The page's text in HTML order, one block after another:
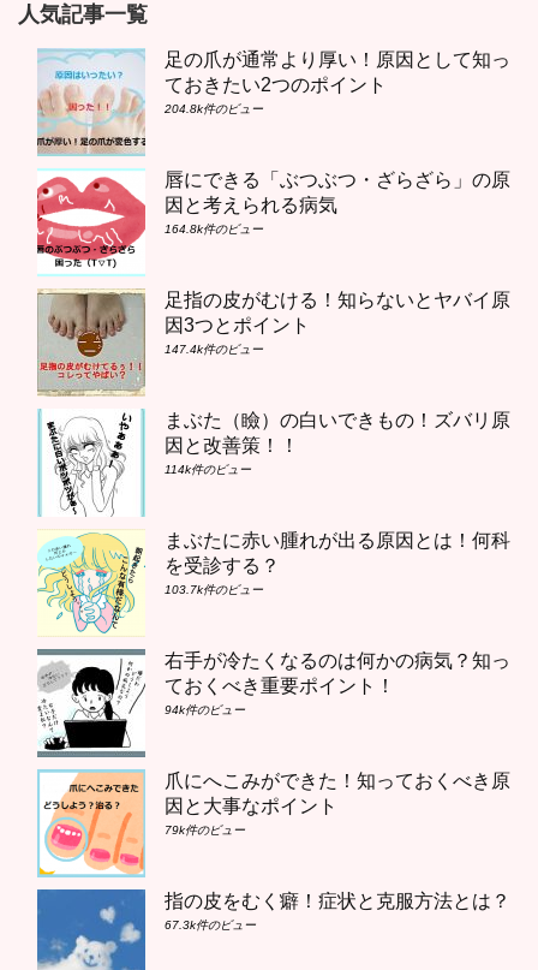
人気記事一覧
足の爪が通常より厚い！原因として知っ
ておきたい2つのポイント
204.8k件のビュー
唇にできる「ぶつぶつ・ざらざら」の原
因と考えられる病気
164.8k件のビュー
足指の皮がむける！知らないとヤバイ原
因3つとポイント
147.4k件のビュー
まぶた（瞼）の白いできもの！ズバリ原
因と改善策！！
114k件のビュー
まぶたに赤い腫れが出る原因とは！何科
を受診する？
103.7k件のビュー
右手が冷たくなるのは何かの病気？知っ
ておくべき重要ポイント！
94k件のビュー
爪にへこみができた！知っておくべき原
因と大事なポイント
79k件のビュー
指の皮をむく癖！症状と克服方法とは？
67.3k件のビュー